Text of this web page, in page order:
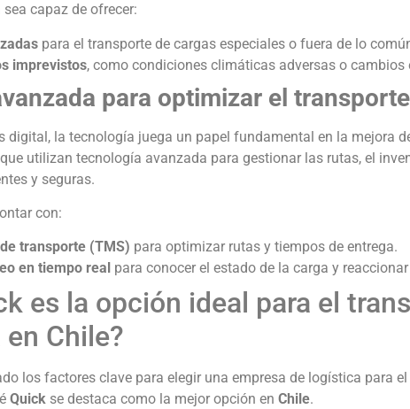
capaz de ofrecer:
para el transporte de cargas especiales o fuera de lo
imprevistos, como condiciones climáticas adversas o cambios
para optimizar el transporte
digital, la tecnología juega un papel fundamental en la mejora
utilizan tecnología avanzada para gestionar las rutas, el
y seguras.
con:
transporte (TMS) para optimizar rutas y tiempos de entrega.
en tiempo real para conocer el estado de la carga y
es la opción ideal para el
Chile?
los factores clave para elegir una empresa de logística para el
Quick se destaca como la mejor opción en Chile.